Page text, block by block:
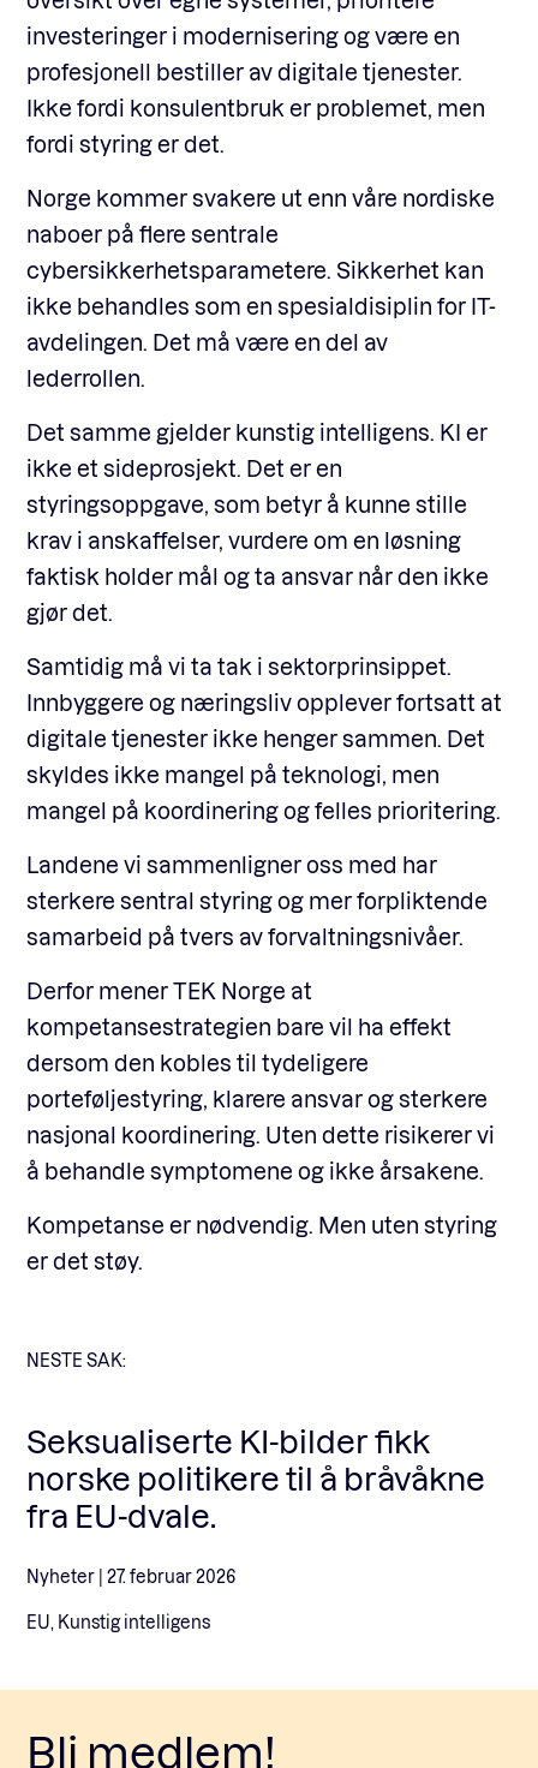
investeringer i modernisering og være en
profesjonell bestiller av digitale tjenester.
Ikke fordi konsulentbruk er problemet, men
fordi styring er det.
Norge kommer svakere ut enn våre nordiske
naboer på flere sentrale
cybersikkerhetsparametere. Sikkerhet kan
ikke behandles som en spesialdisiplin for IT-
avdelingen. Det må være en del av
lederrollen.
Det samme gjelder kunstig intelligens. KI er
ikke et sideprosjekt. Det er en
styringsoppgave, som betyr å kunne stille
krav i anskaffelser, vurdere om en løsning
faktisk holder mål og ta ansvar når den ikke
gjør det.
Samtidig må vi ta tak i sektorprinsippet.
Innbyggere og næringsliv opplever fortsatt at
digitale tjenester ikke henger sammen. Det
skyldes ikke mangel på teknologi, men
mangel på koordinering og felles prioritering.
Landene vi sammenligner oss med har
sterkere sentral styring og mer forpliktende
samarbeid på tvers av forvaltningsnivåer.
Derfor mener TEK Norge at
kompetansestrategien bare vil ha effekt
dersom den kobles til tydeligere
porteføljestyring, klarere ansvar og sterkere
nasjonal koordinering. Uten dette risikerer vi
å behandle symptomene og ikke årsakene.
Kompetanse er nødvendig. Men uten styring
er det støy.
NESTE SAK:
Seksualiserte KI-bilder fikk
norske politikere til å bråvåkne
fra EU-dvale.
Nyheter | 27. februar 2026
EU, Kunstig intelligens
Bli medlem!